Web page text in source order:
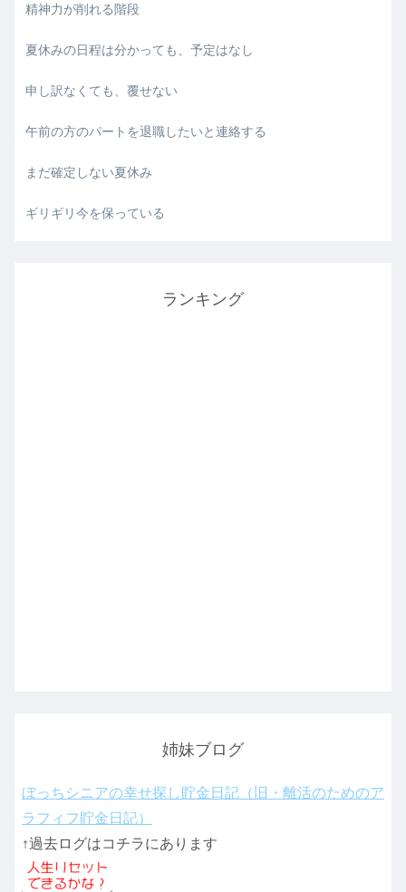
精神力が削れる階段
夏休みの日程は分かっても、予定はなし
申し訳なくても、覆せない
午前の方のパートを退職したいと連絡する
まだ確定しない夏休み
ギリギリ今を保っている
ランキング
姉妹ブログ
ぼっちシニアの幸せ探し貯金日記（旧・離活のためのア
ラフィフ貯金日記）
↑過去ログはコチラにあります